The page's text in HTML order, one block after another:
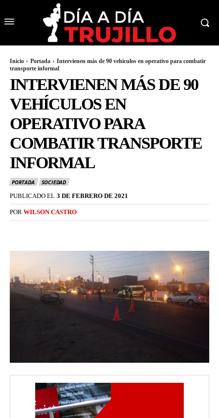
Inicio Portada
Intervienen más de 90 vehículos en operativo para combatir
transporte informal
INTERVIENEN MÁS DE 90
VEHÍCULOS EN
OPERATIVO PARA
COMBATIR TRANSPORTE
INFORMAL
PORTADA
SOCIEDAD
PUBLICADO EL 3 DE FEBRERO DE 2021
POR WILSON CASTRO